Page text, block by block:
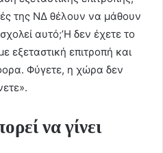
της ΝΔ θέλουν να μάθουν
αυτό;’H δεν έχετε το
εξεταστική επιτροπή και
Φύγετε, η χώρα δεν
να γίνει